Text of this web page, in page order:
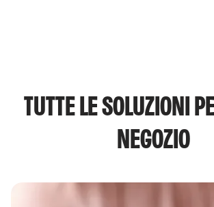
TUTTE LE SOLUZIONI
NEGOZIO